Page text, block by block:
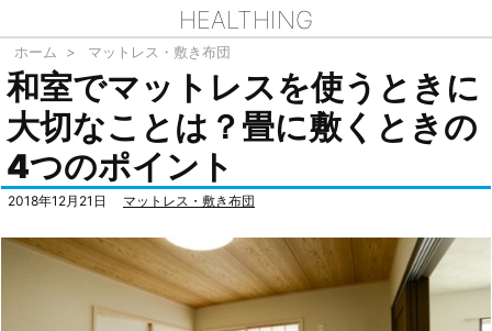
HEALTHING
ホーム > マットレス・敷き布団
和室でマットレスを使うときに
大切なことは？畳に敷くときの
4つのポイント
2018年12月21日 マットレス・敷き布団